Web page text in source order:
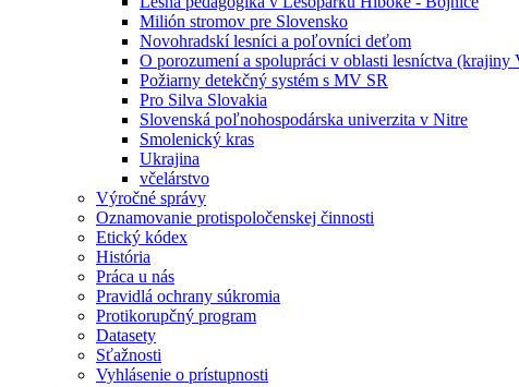
Milión stromov pre Slovensko
Novohradskí lesníci a poľovníci deťom
O porozumení a spolupráci v oblasti lesníctva (krajiny
Požiarny detekčný systém s MV SR
Pro Silva Slovakia
Slovenská poľnohospodárska univerzita v Nitre
Smolenický kras
Ukrajina
včelárstvo
Výročné správy
Oznamovanie protispoločenskej činnosti
Etický kódex
História
Práca u nás
Pravidlá ochrany súkromia
Protikorupčný program
Datasety
Sťažnosti
Vyhlásenie o prístupnosti